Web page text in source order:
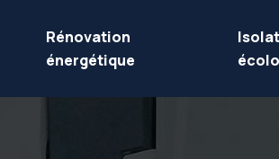
Rénovation
énergétique